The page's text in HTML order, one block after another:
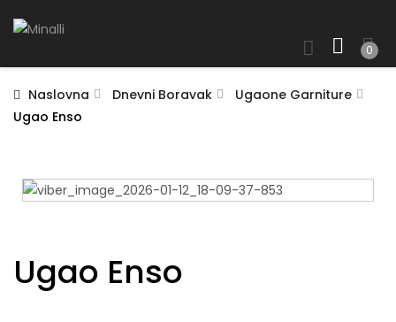
0
Naslovna Dnevni Boravak
Ugaone Garniture
Ugao Enso
Ugao Enso